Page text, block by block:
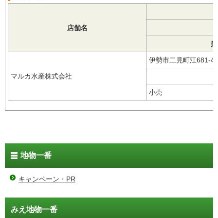
店舗名
マルカ水産株式会社
伊勢市二見町江
小売
地物一番
キャンペーン・PR
みえ地物一番